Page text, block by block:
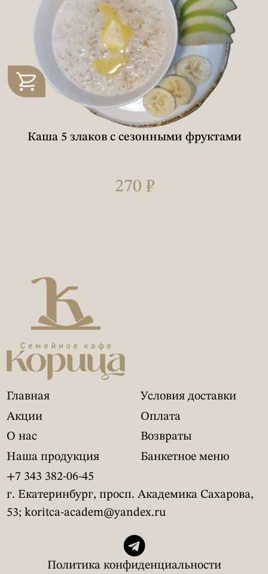
Каша 5 злаков с сезонными фруктами
270 ₽
Главная
Акции
О нас
Наша продукция
Условия доставки
Оплата
Возвраты
Банкетное меню
+7 343 382-06-45
г. Екатеринбург, просп. Академика Сахарова,
53; koritca-academ@yandex.ru
Политика конфиденциальности